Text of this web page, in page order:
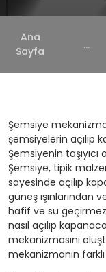
Ana
Sayfa
...
Şemsiye
şemsiyelerin açılıp
Şemsiyenin
Şemsiye, tipik
sayesinde açılıp
güneş
hafif ve su geçirmez
nasıl açılıp
mekanizmasını
mekanizmanın